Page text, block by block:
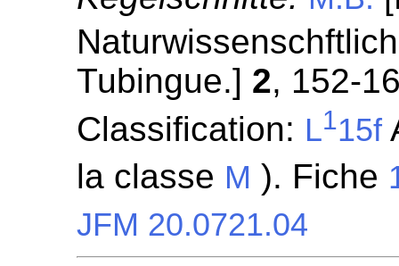
Tubingue.] 2, 152-
Classification: L115f
la classe M ). Fiche
JFM 20.0721.04